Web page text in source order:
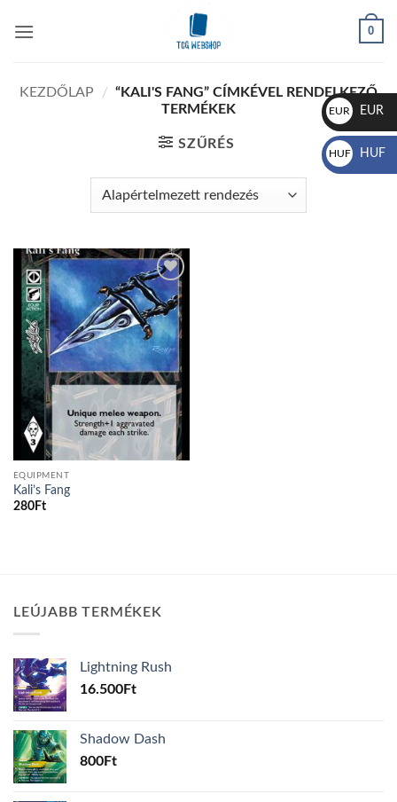
0
KEZDŐLAP / “KALI'S FANG” CÍMKÉVEL RENDELKEZŐ
TERMÉKEK
SZŰRÉS
Add to
wishlist
EQUIPMENT
Kali’s Fang
280Ft
LEÚJABB TERMÉKEK
Lightning Rush
16.500Ft
Shadow Dash
800Ft
EUR
€
EUR
HUF
Ft
HUF